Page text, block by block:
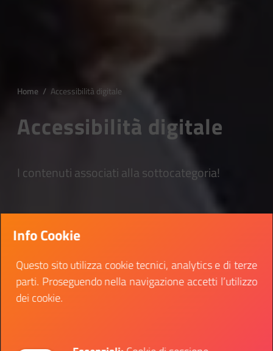
Home / Accessibilità digitale
Accessibilità digitale
I contenuti associati alla sottocategoria!
Info Cookie
Questo sito utilizza cookie tecnici, analytics e di terze
parti. Proseguendo nella navigazione accetti l’utilizzo
dei cookie.